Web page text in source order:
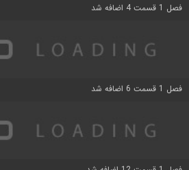
فصل 1 قسمت 4 اضافه شد
فصل 1 قسمت 6 اضافه شد